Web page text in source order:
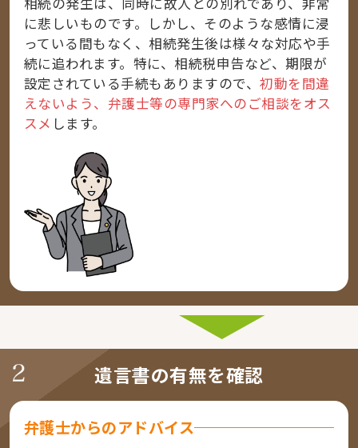
に悲しいものです。しかし、そのような感情に浸
っている間もなく、相続発生後は様々な対応や手
続に追われます。特に、相続税申告など、期限が
設定されている手続もありますので、初動を間違
えないよう、弁護士等の専門家へのご相談をオス
スメ します。
遺言書の有無を確認
弁護士からのアドバイス